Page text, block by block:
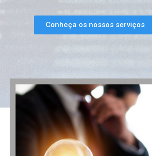
Conheça os nossos serviços